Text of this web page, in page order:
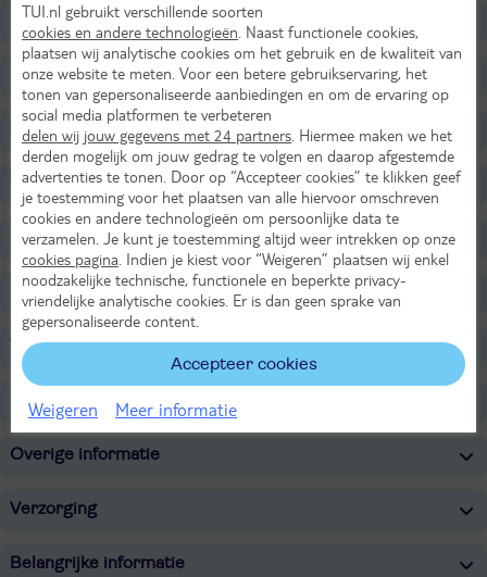
Faciliteiten
Restaurants/Bars
Zwembaden
Wellness
Sport & Activiteiten
Entertainment
Voor de kinderen
Golf
Overige informatie
Verzorging
Belangrijke informatie
TUI.nl gebruikt verschillende soorten
cookies en andere technologieën . Naast functionele cookies,
plaatsen wij analytische cookies om het gebruik en de kwaliteit van
onze website te meten. Voor een betere gebruikservaring, het
tonen van gepersonaliseerde aanbiedingen en om de ervaring op
social media platformen te verbeteren
delen wij jouw gegevens met 24 partners . Hiermee maken we het
derden mogelijk om jouw gedrag te volgen en daarop afgestemde
advertenties te tonen. Door op “Accepteer cookies” te klikken geef
je toestemming voor het plaatsen van alle hiervoor omschreven
cookies en andere technologieën om persoonlijke data te
verzamelen. Je kunt je toestemming altijd weer intrekken op onze
cookies pagina . Indien je kiest voor “Weigeren” plaatsen wij enkel
noodzakelijke technische, functionele en beperkte privacy-
vriendelijke analytische cookies. Er is dan geen sprake van
gepersonaliseerde content.
Accepteer cookies
Weigeren Meer informatie